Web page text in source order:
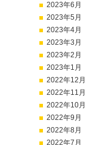
2023年6月
2023年5月
2023年4月
2023年3月
2023年2月
2023年1月
2022年12月
2022年11月
2022年10月
2022年9月
2022年8月
2022年7月